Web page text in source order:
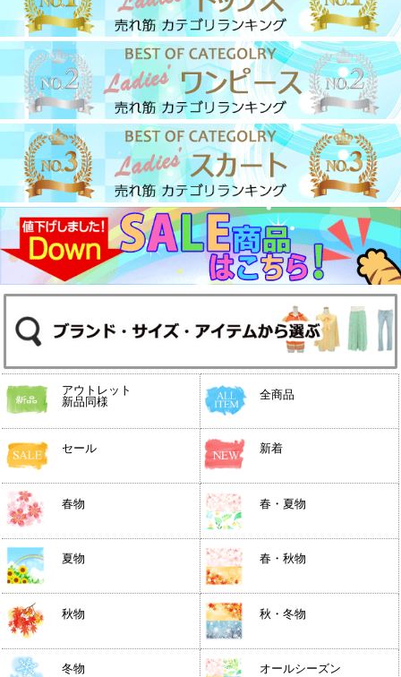
アウトレット
新品同様
全商品
セール 新着
春物 春・夏物
夏物 春・秋物
秋物 秋・冬物
冬物 オールシーズン